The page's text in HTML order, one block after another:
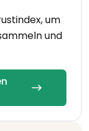
um
und